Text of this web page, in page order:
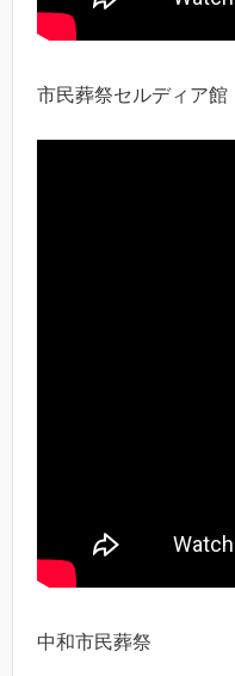
市民葬祭セルディア館
中和市民葬祭